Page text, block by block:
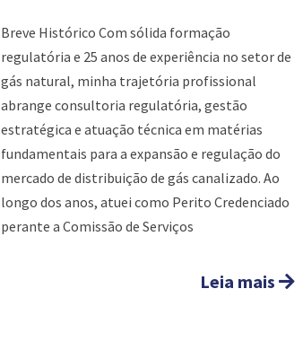
Breve Histórico Com sólida formação
regulatória e 25 anos de experiência no setor de
gás natural, minha trajetória profissional
abrange consultoria regulatória, gestão
estratégica e atuação técnica em matérias
fundamentais para a expansão e regulação do
mercado de distribuição de gás canalizado. Ao
longo dos anos, atuei como Perito Credenciado
perante a Comissão de Serviços
Leia mais